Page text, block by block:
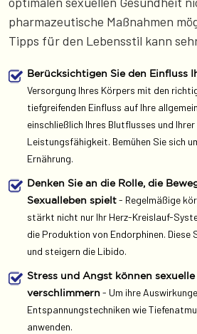
pharmazeutische Maßnahmen
Tipps für den Lebensstil kann
Berücksichtigen Sie den Einfluss
Versorgung Ihres Körpers mit den
tiefgreifenden Einfluss auf Ihre
einschließlich Ihres Blutflusses und Ihrer
Leistungsfähigkeit. Bemühen Sie sich
Ernährung.
Denken Sie an die Rolle, die
Sexualleben spielt- Regelmäßige
stärkt nicht nur Ihr Herz-Kreislauf-
die Produktion von Endorphinen. Diese
und steigern die Libido.
Stress und Angst können
verschlimmern - Um ihre
Entspannungstechniken wie
anwenden.